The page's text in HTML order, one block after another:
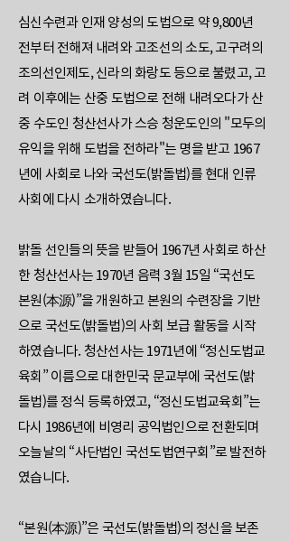
심신수련과 인재 양성의 도법으로 약 9,800년
전부터 전해져 내려와 고조선의 소도, 고구려의
조의선인제도, 신라의 화랑도 등으로 불렸고, 고
려 이후에는 산중 도법으로 전해 내려오다가 산
중 수도인 청산선사가 스승 청운도인의 "모두의
유익을 위해 도법을 전하라"는 명을 받고 1967
년에 사회로 나와 국선도(밝돌법)를 현대 인류
사회에 다시 소개하였습니다.
밝돌 선인들의 뜻을 받들어 1967년 사회로 하산
한 청산선사는 1970년 음력 3월 15일 “국선도
본원(本源)”을 개원하고 본원의 수련장을 기반
으로 국선도(밝돌법)의 사회 보급 활동을 시작
하였습니다. 청산선사는 1971년에 “정신도법교
육회” 이름으로 대한민국 문교부에 국선도(밝
돌법)를 정식 등록하였고, “정신도법교육회”는
다시 1986년에 비영리 공익법인으로 전환되며
오늘날의 “사단법인 국선도법연구회”로 발전하
였습니다.
“본원(本源)”은 국선도(밝돌법)의 정신을 보존